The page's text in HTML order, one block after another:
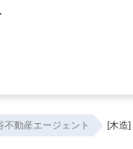
不動産エージェント [木造